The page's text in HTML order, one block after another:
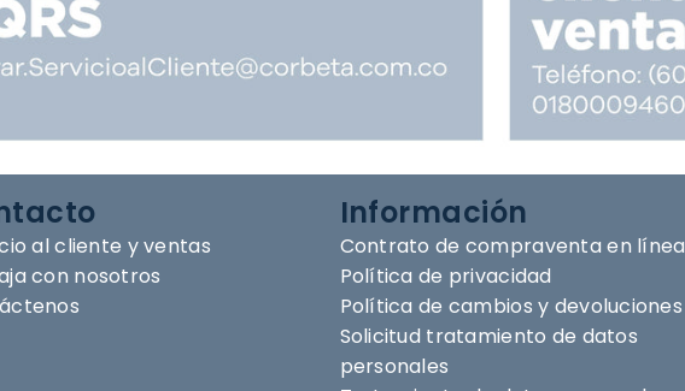
al cliente y ventas
con nosotros
Información
Contrato de compraventa en línea
Política de privacidad
Política de cambios y devoluciones
Solicitud tratamiento de datos
personales